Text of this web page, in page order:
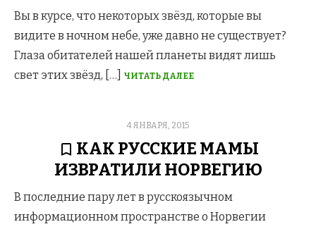
Вы в курсе, что некоторых звёзд, которые вы
видите в ночном небе, уже давно не существует?
Глаза обитателей нашей планеты видят лишь
свет этих звёзд, […]
ЧИТАТЬ ДАЛЕЕ
POSTED
4 ЯНВАРЯ, 2015
КАК РУССКИЕ МАМЫ
ИЗВРАТИЛИ НОРВЕГИЮ
В последние пару лет в русскоязычном
информационном пространстве о Норвегии